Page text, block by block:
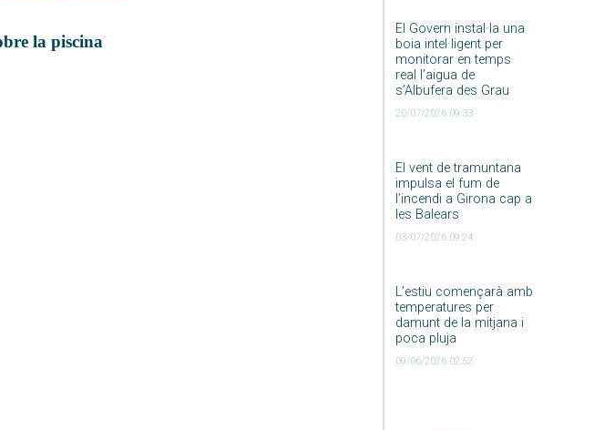
El Govern instal·la una
boia intel·ligent per
monitorar en temps
real l’aigua de
s’Albufera des Grau
20/07/2026 09:33
El vent de tramuntana
impulsa el fum de
l’incendi a Girona cap a
les Balears
03/07/2026 09:24
L’estiu començarà amb
temperatures per
damunt de la mitjana i
poca pluja
09/06/2026 02:52
la piscina